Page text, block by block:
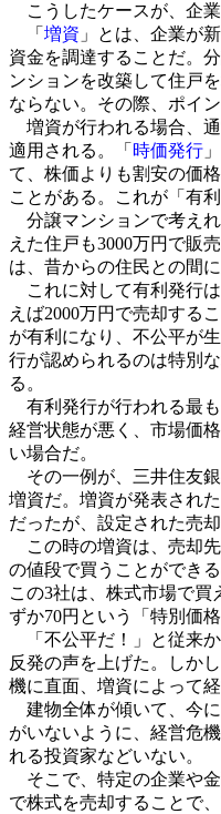
こうしたケースが、企業
「 増資 」とは、企業が
資金を調達することだ。
ンションを改築して住戸
ならない。その際、ポイ
増資が行われる場合、
適用される。「 時価発行
て、株価よりも割安の価
ことがある。これが「有
分譲マンションで考え
えた住戸も3000万円で販
は、昔からの住民との間
これに対して有利発行は
えば2000万円で売却する
が有利になり、不公平が
行が認められるのは特別
る。
有利発行が行われる最
経営状態が悪く、市場価
い場合だ。
その一例が、三井住友
増資だ。増資が発表され
だったが、設定された売
この時の増資は、売却
の値段で買うことができ
この3社は、株式市場で買
ずか70円という「特別価
「不公平だ！」と従来
反発の声を上げた。しか
機に直面、増資によって
建物全体が傾いて、今
がいないように、経営危
れる投資家などいない。
そこで、特定の企業や
で株式を売却することで